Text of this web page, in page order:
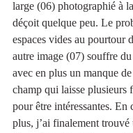
large (06) photographié à
déçoit quelque peu. Le
espaces vides au pourtour
autre image (07) souffre
avec en plus un manque
champ qui laisse plusieurs
pour être intéressantes. En
plus, j’ai finalement trouvé